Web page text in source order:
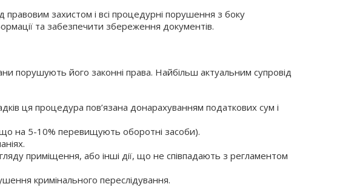
захистом і всі процедурні порушення з боку
та забезпечити збереження документів.
порушують його законні права. Найбільш актуальним супровід
ця процедура пов’язана донарахуванням податкових сум і
що на 5-10% перевищують оборотні засоби).
приміщення, або інші дії, що не співпадають з регламентом
кримінального переслідування.